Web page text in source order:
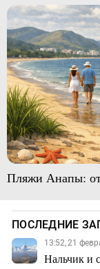
Пляжи Анапы:
ПОСЛЕДНИЕ
13:52, 21
Нальчик и